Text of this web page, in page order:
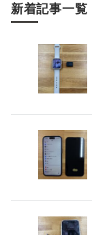
新着記事一覧